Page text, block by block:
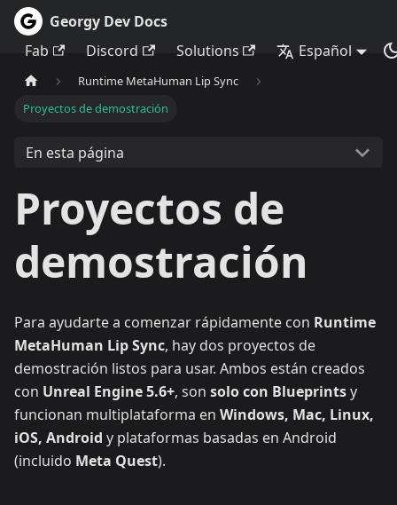
Georgy Dev Docs
Fab
Discord Solutions Español
Runtime MetaHuman Lip Sync
Proyectos de demostración
En esta página
Proyectos de
demostración
Para ayudarte a comenzar rápidamente con Runtime
MetaHuman Lip Sync, hay dos proyectos de
demostración listos para usar. Ambos están creados
con Unreal Engine 5.6+, son solo con Blueprintsy
funcionan multiplataforma en Windows, Mac, Linux,
iOS, Android y plataformas basadas en Android
(incluido Meta Quest).